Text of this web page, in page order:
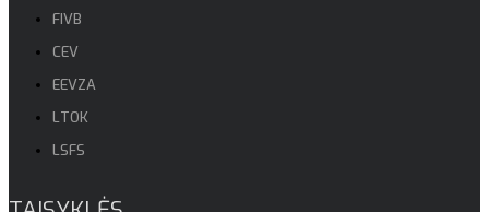
FIVB
CEV
EEVZA
LTOK
LSFS